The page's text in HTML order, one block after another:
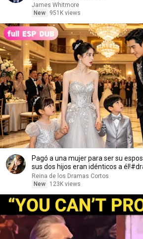
James Whitmore
New
951K views
Pagó a una mujer para ser su
sus dos hijos eran idénticos a
Reina de los Dramas Cortos
New
123K views